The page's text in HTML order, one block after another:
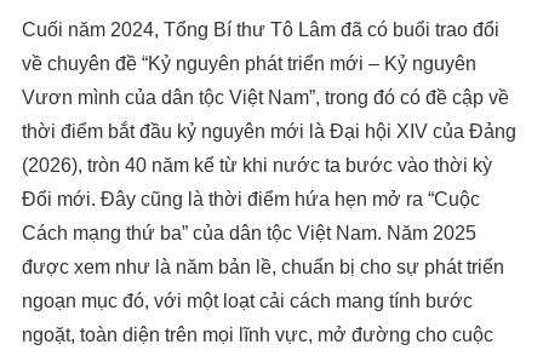
Cuối năm 2024, Tổng Bí thư Tô Lâm đã có buổi trao đổi
về chuyên đề “Kỷ nguyên phát triển mới – Kỷ nguyên
Vươn mình của dân tộc Việt Nam”, trong đó có đề cập về
thời điểm bắt đầu kỷ nguyên mới là Đại hội XIV của Đảng
(2026), tròn 40 năm kể từ khi nước ta bước vào thời kỳ
Đổi mới. Đây cũng là thời điểm hứa hẹn mở ra “Cuộc
Cách mạng thứ ba” của dân tộc Việt Nam. Năm 2025
được xem như là năm bản lề, chuẩn bị cho sự phát triển
ngoạn mục đó, với một loạt cải cách mang tính bước
ngoặt, toàn diện trên mọi lĩnh vực, mở đường cho cuộc